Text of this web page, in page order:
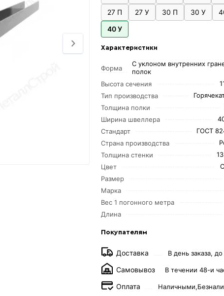
27 П
27 У 30 П 30 У
40 У
Характеристики
Форма
С уклоном внутренних
полок
Высота сечения
Тип производства
Толщина полки
Ширина швеллера
Стандарт
ГОСТ
Страна производства
Толщина стенки
Цвет
Размер
Марка
Вес 1 погонного метра
Длина
Покупателям
Доставка В день заказа,
Самовывоз В течении 48-и
Оплата Наличными,